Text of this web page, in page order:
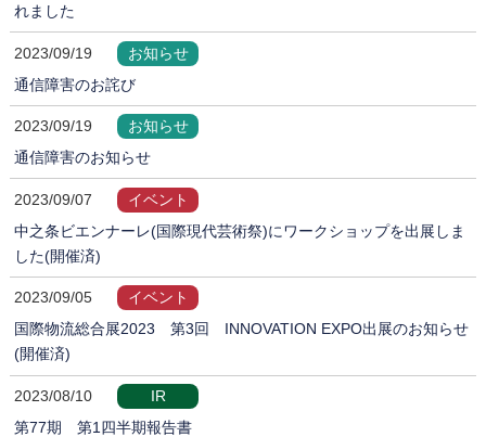
れました
2023/09/19
お知らせ
通信障害のお詫び
2023/09/19
お知らせ
通信障害のお知らせ
2023/09/07
イベント
中之条ビエンナーレ(国際現代芸術祭)にワークショップを出展しま
した(開催済)
2023/09/05
イベント
国際物流総合展2023 第3回 INNOVATION EXPO出展のお知らせ
(開催済)
2023/08/10
IR
第77期 第1四半期報告書